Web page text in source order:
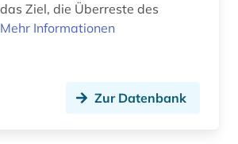
Ziel, die Überreste des
Mehr Informationen
Zur Datenbank